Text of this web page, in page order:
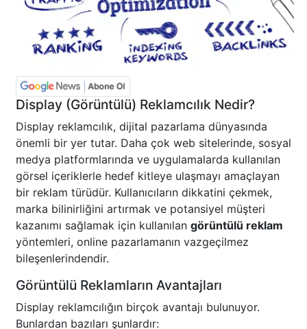
Display (Görüntülü) Reklamcılık Nedir?
Display reklamcılık, dijital pazarlama dünyasında
önemli bir yer tutar. Daha çok web sitelerinde, sosyal
medya platformlarında ve uygulamalarda kullanılan
görsel içeriklerle hedef kitleye ulaşmayı amaçlayan
bir reklam türüdür. Kullanıcıların dikkatini çekmek,
marka bilinirliğini artırmak ve potansiyel müşteri
kazanımı sağlamak için kullanılan görüntülü reklam
yöntemleri, online pazarlamanın vazgeçilmez
bileşenlerindendir.
Görüntülü Reklamların Avantajları
Display reklamcılığın birçok avantajı bulunuyor.
Bunlardan bazıları şunlardır: